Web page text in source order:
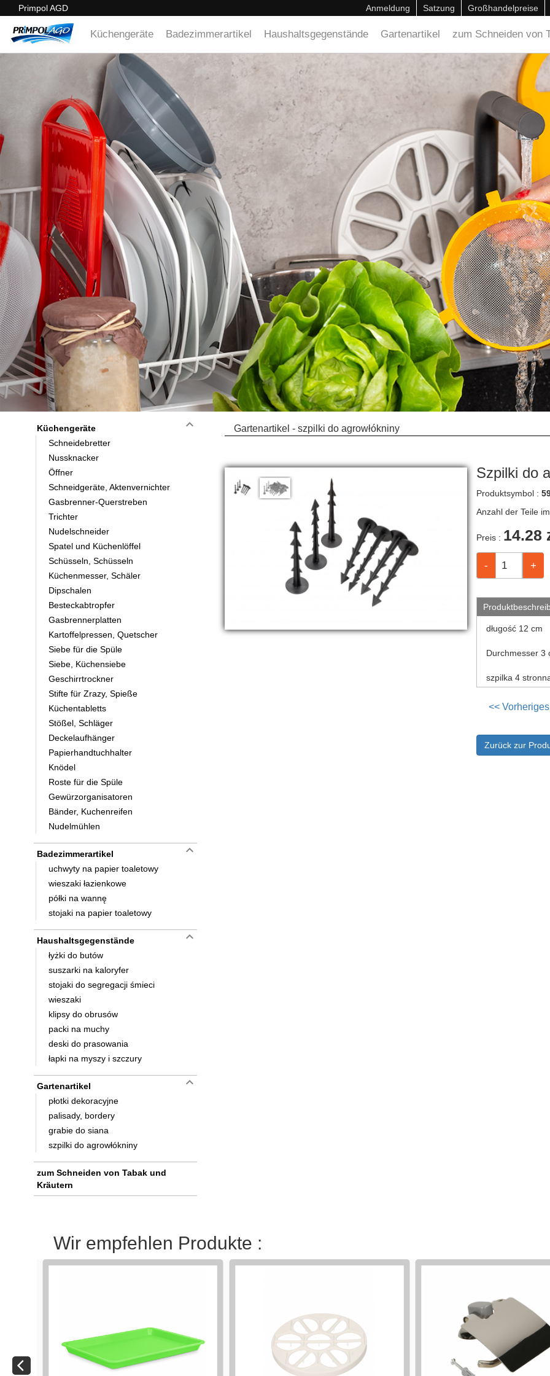
Primpol AGD Anmeldung Satzung Großhandelpreise
Küchengeräte Badezimmerartikel Haushaltsgegenstände Gartenartikel zum Schneiden von
Küchengeräte keyboard_arrow_down
Schneidebretter
Nussknacker
Öffner
Schneidgeräte, Aktenvernichter
Gasbrenner-Querstreben
Trichter
Nudelschneider
Spatel und Küchenlöffel
Schüsseln, Schüsseln
Küchenmesser, Schäler
Dipschalen
Besteckabtropfer
Gasbrennerplatten
Kartoffelpressen, Quetscher
Siebe für die Spüle
Siebe, Küchensiebe
Geschirrtrockner
Stifte für Zrazy, Spieße
Küchentabletts
Stößel, Schläger
Deckelaufhänger
Papierhandtuchhalter
Knödel
Roste für die Spüle
Gewürzorganisatoren
Bänder, Kuchenreifen
Nudelmühlen
Badezimmerartikel keyboard_arrow_down
uchwyty na papier toaletowy
wieszaki łazienkowe
półki na wannę
stojaki na papier toaletowy
Haushaltsgegenstände keyboard_arrow_down
łyżki do butów
suszarki na kaloryfer
stojaki do segregacji śmieci
wieszaki
klipsy do obrusów
packi na muchy
deski do prasowania
łapki na myszy i szczury
Gartenartikel keyboard_arrow_down
płotki dekoracyjne
palisady, bordery
grabie do siana
szpilki do agrowłókniny
zum Schneiden von Tabak und
Kräutern
Gartenartikel - szpilki do agrowłókniny
Szpilki do
Produktsymbol :
Anzahl der Teile
Preis : 14.28
długość 12 cm
Durchmesser 3
szpilka 4
<<
Zurück zur
Wir empfehlen Produkte :